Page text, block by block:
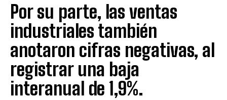
Por su parte, las ventas
industriales también
anotaron cifras negativas, al
registrar una baja
interanual de 1,9%.